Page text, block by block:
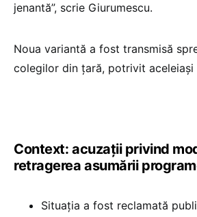
jenantă”, scrie Giurumescu.
Noua variantă a fost transmisă
colegilor din țară, potrivit aceleiași
Context: acuzații privind
retragerea asumării
Situația a fost reclamată